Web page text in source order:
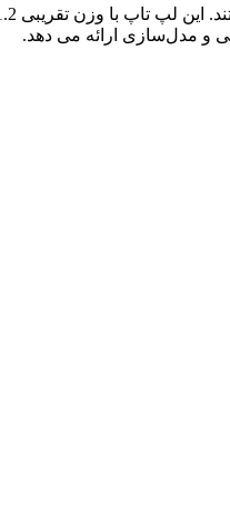
و مدل‌سازی ارائه می دهد.